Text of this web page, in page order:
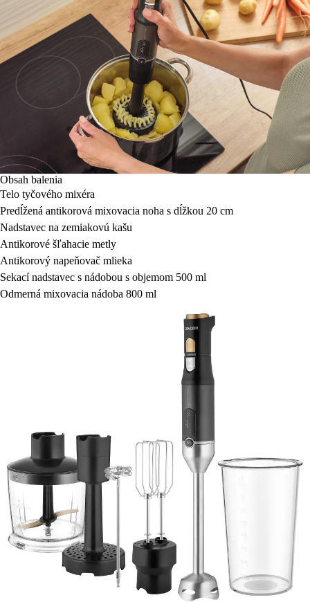
Obsah balenia
Telo tyčového mixéra
Predĺžená antikorová mixovacia noha s dĺžkou 20 cm
Nadstavec na zemiakovú kašu
Antikorové šľahacie metly
Antikorový napeňovač mlieka
Sekací nadstavec s nádobou s objemom 500 ml
Odmerná mixovacia nádoba 800 ml